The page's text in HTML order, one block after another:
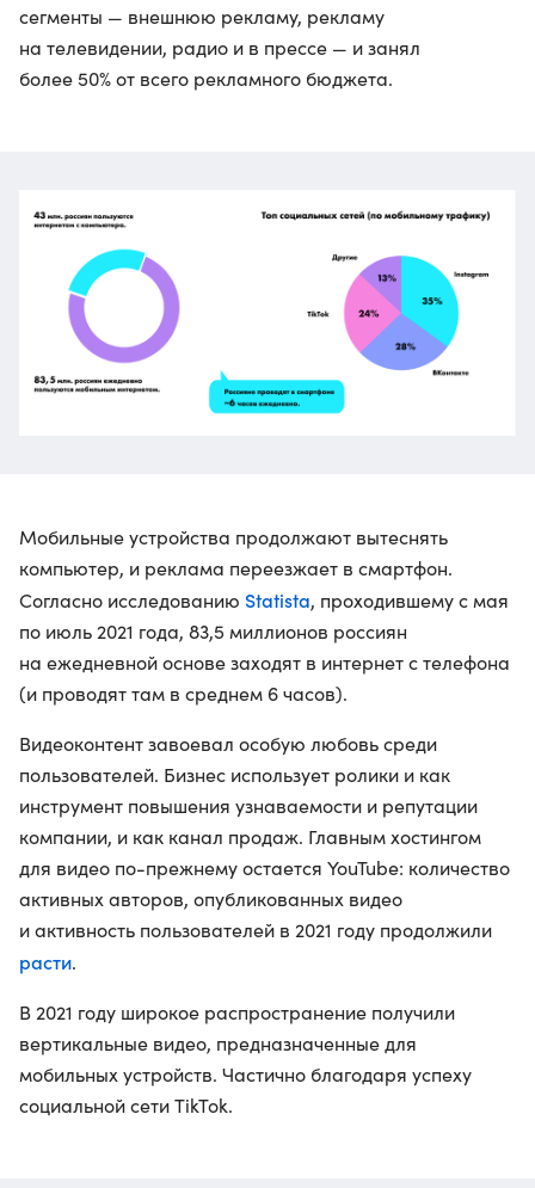
сегменты — внешнюю рекламу, рекламу
на телевидении, радио и в прессе — и занял
более 50% от всего рекламного бюджета.
Мобильные устройства продолжают вытеснять
компьютер, и реклама переезжает в смартфон.
Согласно исследованию Statista, проходившему с мая
по июль 2021 года, 83,5 миллионов россиян
на ежедневной основе заходят в интернет с телефона
(и проводят там в среднем 6 часов).
Видеоконтент завоевал особую любовь среди
пользователей. Бизнес использует ролики и как
инструмент повышения узнаваемости и репутации
компании, и как канал продаж. Главным хостингом
для видео по-прежнему остается YouTube: количество
активных авторов, опубликованных видео
и активность пользователей в 2021 году продолжили
расти.
В 2021 году широкое распространение получили
вертикальные видео, предназначенные для
мобильных устройств. Частично благодаря успеху
социальной сети TikTok.